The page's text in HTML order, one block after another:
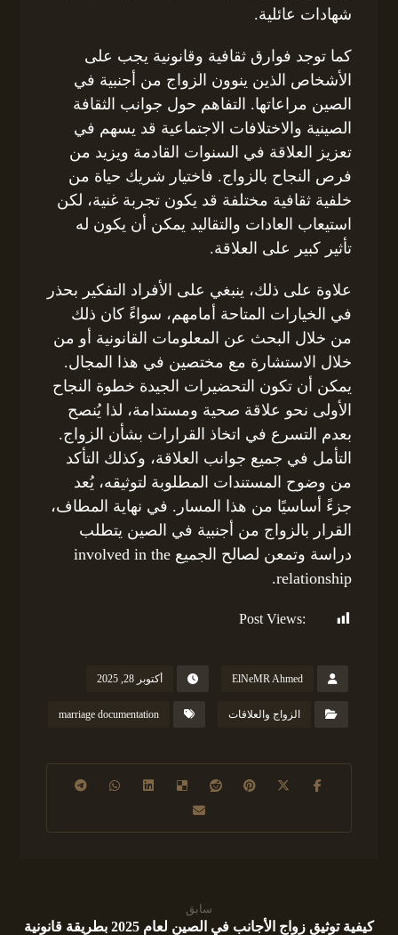
شهادات عائلية.
كما توجد فوارق ثقافية وقانونية يجب على
الأشخاص الذين ينوون الزواج من أجنبية في
الصين مراعاتها. التفاهم حول جوانب الثقافة
الصينية والاختلافات الاجتماعية قد يسهم في
تعزيز العلاقة في السنوات القادمة ويزيد من
فرص النجاح بالزواج. فاختيار شريك حياة من
خلفية ثقافية مختلفة قد يكون تجربة غنية، لكن
استيعاب العادات والتقاليد يمكن أن يكون له
تأثير كبير على العلاقة.
علاوة على ذلك، ينبغي على الأفراد التفكير بحذر
في الخيارات المتاحة أمامهم، سواءً كان ذلك
من خلال البحث عن المعلومات القانونية أو من
خلال الاستشارة مع مختصين في هذا المجال.
يمكن أن تكون التحضيرات الجيدة خطوة النجاح
الأولى نحو علاقة صحية ومستدامة، لذا يُنصح
بعدم التسرع في اتخاذ القرارات بشأن الزواج.
التأمل في جميع جوانب العلاقة، وكذلك التأكد
من وضوح المستندات المطلوبة لتوثيقه، يُعد
جزءً أساسيًا من هذا المسار. في نهاية المطاف،
القرار بالزواج من أجنبية في الصين يتطلب
دراسة وتمعن لصالح الجميع involved in the
relationship.
Post Views:
ElNeMR Ahmed أكتوبر 28, 2025
الزواج والعلاقات marriage documentation
سابق
كيفية توثيق زواج الأجانب في الصين لعام 2025 بطريقة قانونية